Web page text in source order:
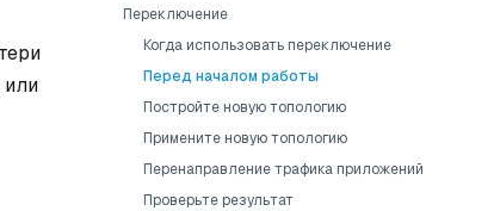
или
Переключение
Когда использовать переключение
Перед началом работы
Постройте новую топологию
Примените новую топологию
Перенаправление трафика приложений
Проверьте результат